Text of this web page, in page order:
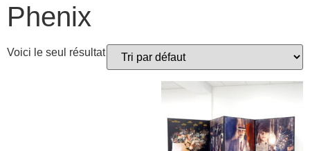
Phenix
Voici le seul résultat